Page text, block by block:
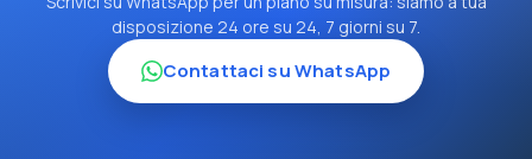
disposizione 24 ore su 24, 7 giorni su 7.
Contattaci su WhatsApp